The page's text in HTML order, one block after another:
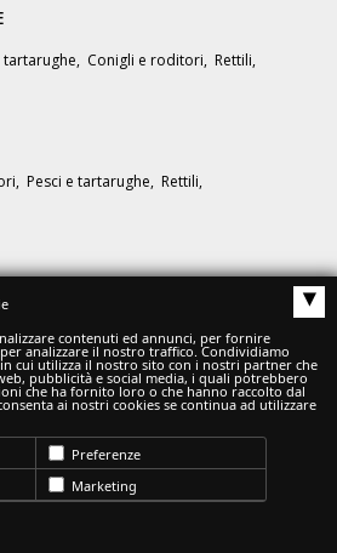
tartarughe, Conigli e roditori, Rettili,
, Pesci e tartarughe, Rettili,
- ADM SRL
- Email:info@zoo360.it
Gramsci, 7 - 42124 Reggio Emilia (RE)
- Numero REA RE – 320162 -
▴
contenuti ed annunci, per fornire
analizzare il nostro traffico. Condividiamo
cui utilizza il nostro sito con i nostri partner che
pubblicità e social media, i quali potrebbero
che ha fornito loro o che hanno raccolto dal
ai nostri cookies se continua ad utilizzare
Preferenze
Marketing